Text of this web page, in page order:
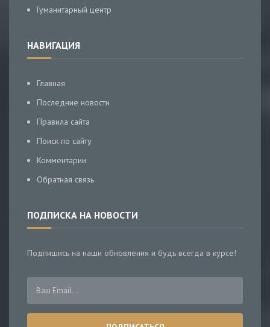
Гуманитарный центр
НАВИГАЦИЯ
Главная
Последние новости
Правила сайта
Поиск по сайту
Комментарии
Обратная связь
ПОДПИСКА НА НОВОСТИ
Подпишись на наши обновления и будь всегда в курсе!